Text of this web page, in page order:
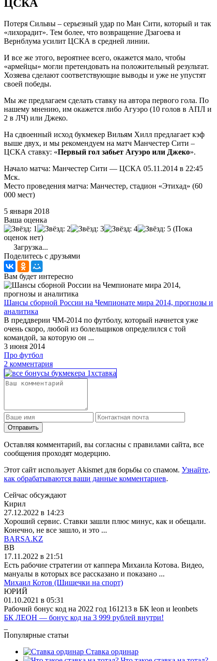
ЦСКА
Потеря Сильвы – серьезный удар по Ман Сити, который и так
«лихорадит». Тем более, что возвращение Дзагоева и
Вернблума усилит ЦСКА в средней линии.
И все же этого, вероятнее всего, окажется мало, чтобы
«армейцы» могли претендовать на положительный результат.
Хозяева сделают соответствующие выводы и уже не упустят
своей победы.
Мы же предлагаем сделать ставку на автора первого гола. По
нашему мнению, им окажется либо Агуэро (10 голов в АПЛ и
2 в ЛЧ) или Джеко.
На сдвоенный исход букмекер Вильям Хилл предлагает кэф
выше двух, и мы рекомендуем на матч Манчестер Сити –
ЦСКА ставку: «Первый гол забьет Агуэро или Джеко».
Начало матча: Манчестер Сити — ЦСКА 05.11.2014 в 22:45
Мск.
Место проведения матча: Манчестер, стадион «Этихад» (60
000 мест)
5 января 2018
Ваша оценка
(Пока
оценок нет)
Загрузка...
Поделитесь с друзьями
Вам будет интересно
Шансы сборной России на Чемпионате мира 2014, прогнозы и
аналитика
В преддверии ЧМ-2014 по футболу, который начнется уже
очень скоро, любой из болельщиков определился с той
командой, за которую он ...
3 июня 2014
Про футбол
2 комментария
Отправить
Оставляя комментарий, вы согласны с правилами сайта, все
сообщения проходят модерцию.
Этот сайт использует Akismet для борьбы со спамом. Узнайте,
как обрабатываются ваши данные комментариев.
Сейчас обсуждают
Кирил
27.12.2022 в 14:23
Хороший сервис. Ставки зашли плюс минус, как и обещали.
Конечно, не все зашло, и это ...
BARSA.KZ
BB
17.11.2022 в 21:51
Есть рабочие стратегии от каппера Михаила Котова. Видео,
мануалы в которых все рассказано и показано ...
Михаил Котов (Шишечки на спорт)
ЮРИЙ
01.10.2021 в 05:31
Рабочий бонус код на 2022 год 161213 в БК leon и leonbets
БК ЛЕОН — бонус код на 3 999 рублей внутри!
Популярные статьи
Ставка ординар